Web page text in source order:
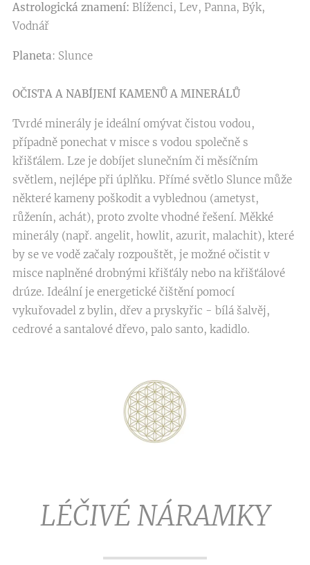
Astrologická znamení: Blíženci, Lev, Panna, Býk,
Vodnář
Planeta: Slunce
OČISTA A NABÍJENÍ KAMENŮ A MINERÁLŮ
Tvrdé minerály je ideální omývat čistou vodou,
případně ponechat v misce s vodou společně s
křišťálem. Lze je dobíjet slunečním či měsíčním
světlem, nejlépe při úplňku. Přímé světlo Slunce může
některé kameny poškodit a vyblednou (ametyst,
růženín, achát), proto zvolte vhodné řešení. Měkké
minerály (např. angelit, howlit, azurit, malachit), které
by se ve vodě začaly rozpouštět, je možné očistit v
misce naplněné drobnými křišťály nebo na křišťálové
drúze. Ideální je energetické čištění pomocí
vykuřovadel z bylin, dřev a pryskyřic - bílá šalvěj,
cedrové a santalové dřevo, palo santo, kadidlo.
LÉČIVÉ NÁRAMKY